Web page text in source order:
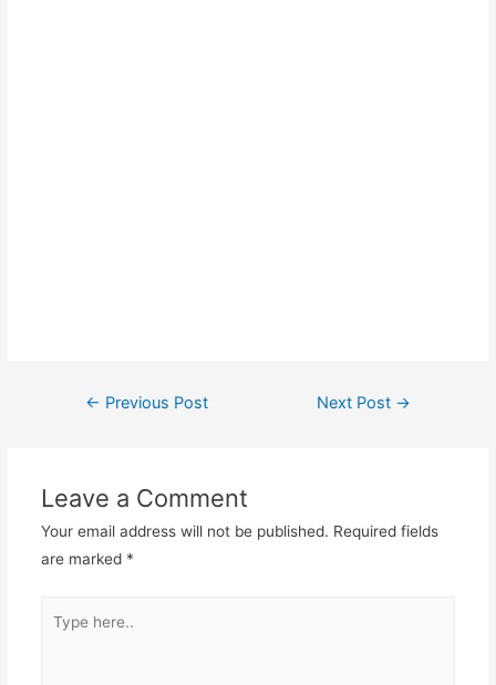
Post← Previous Post Next Post →
Leave a Comment
Your email address will not be published. Required fields
are marked *
here..